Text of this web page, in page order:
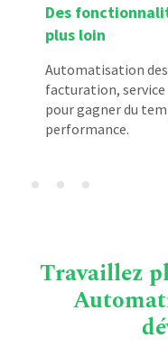
Des
plus loin
Automatisation
facturation,
pour gagner du
performance.
Travaillez